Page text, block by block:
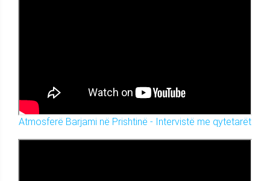
Atmosferë Barjami në Prishtinë - Intervistë me qytetarët